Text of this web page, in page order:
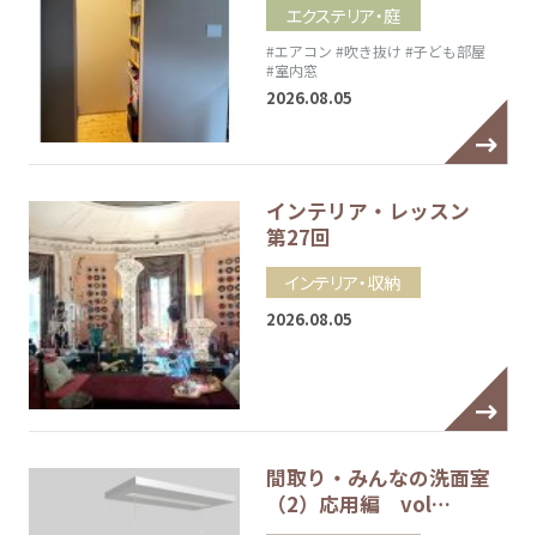
エクステリア・庭
#エアコン #吹き抜け #子ども部屋
#室内窓
2026.08.05
インテリア・レッスン
第27回
インテリア・収納
2026.08.05
間取り・みんなの洗面室
（2）応用編 vol…